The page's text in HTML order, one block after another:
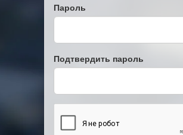
Пароль
Подтвердить пароль